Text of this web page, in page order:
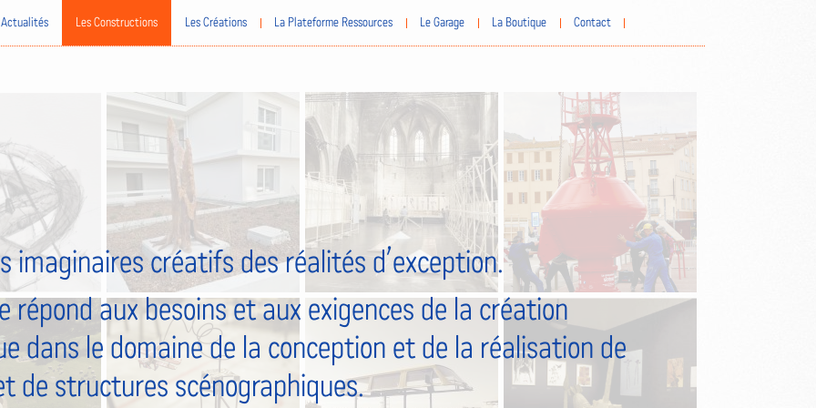
Actualités Les Constructions Les Créations La Plateforme Ressources Le Garage La Boutique Contact
imaginaires créatifs des réalités d’exception.
répond aux besoins et aux exigences de la création
dans le domaine de la conception et de la réalisation de
de structures scénographiques.